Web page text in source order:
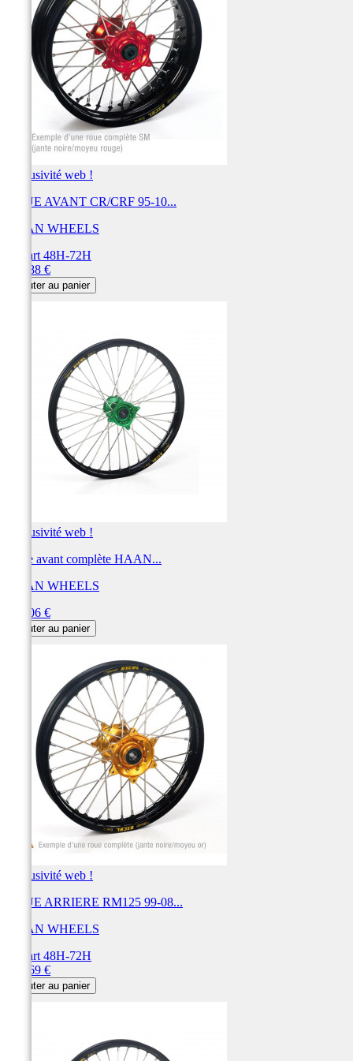
Exclusivité web !
ROUE AVANT CR/CRF 95-10...
HAAN WHEELS
Départ 48H-72H
653,88 €
Ajouter au panier
Exclusivité web !
Roue avant complète HAAN...
HAAN WHEELS
622,06 €
Ajouter au panier
Exclusivité web !
ROUE ARRIERE RM125 99-08...
HAAN WHEELS
Départ 48H-72H
604,69 €
Ajouter au panier